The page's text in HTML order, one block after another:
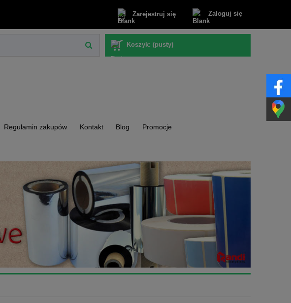
Zarejestruj się Zaloguj się
Koszyk: (pusty)
Regulamin zakupów Kontakt Blog Promocje